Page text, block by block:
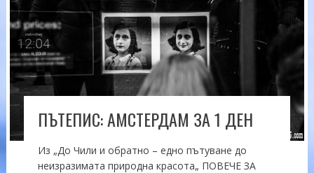
ПЪТЕПИС: АМСТЕРДАМ ЗА 1 ДЕН
Из „До Чили и обратно – едно пътуване до
неизразимата природна красота„ ПОВЕЧЕ ЗА